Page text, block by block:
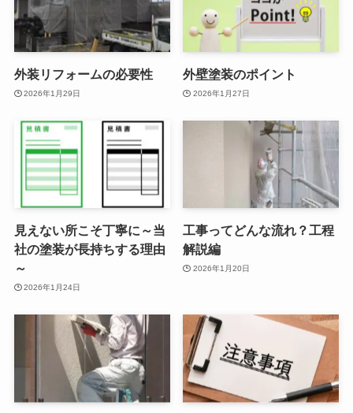
外装リフォームの必要性
2026年1月29日
外壁塗装のポイント
2026年1月27日
見えない所こそ丁寧に～当
社の塗装が長持ちする理由
～
2026年1月24日
工事ってどんな流れ？工程
解説編
2026年1月20日